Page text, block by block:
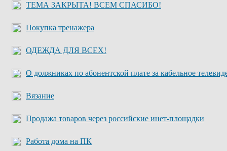
ТЕМА ЗАКРЫТА! ВСЕМ СПАСИБО!
Покупка тренажера
ОДЕЖДА ДЛЯ ВСЕХ!
О должниках по абонентской плате за кабельное
Вязание
Продажа товаров через российские инет-площадки
Работа дома на ПК